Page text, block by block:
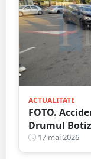
ACTUALITATE
FOTO.
Drumul
17 mai 2026